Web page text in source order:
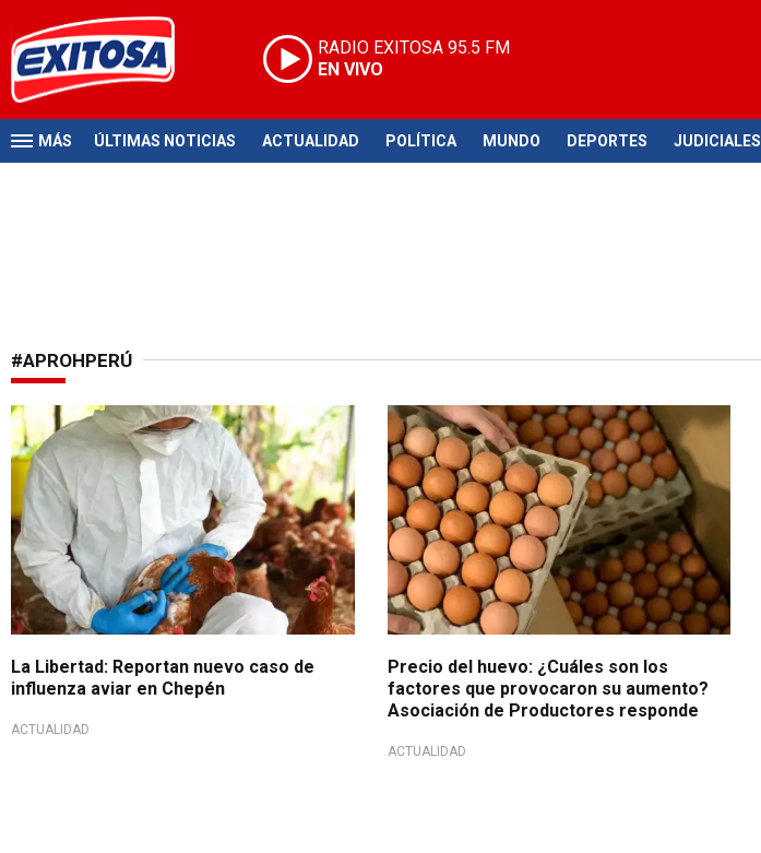
RADIO EXITOSA 95.5 FM
EN VIVO
MÁS ÚLTIMAS NOTICIAS ACTUALIDAD POLÍTICA MUNDO DEPORTES JUDICIALES
#APROHPERÚ
¡Atención!
La Libertad: Reportan nuevo caso de
influenza aviar en Chepén
ACTUALIDAD
Producción afectada
Precio del huevo: ¿Cuáles son los
factores que provocaron su aumento?
Asociación de Productores responde
ACTUALIDAD